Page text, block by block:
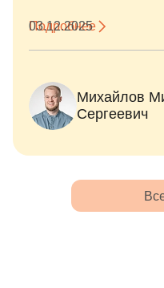
в кресле. С
Подробнее
03.12.2025
Михайлов
Сергеевич